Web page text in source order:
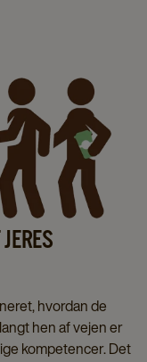
hvordan de
hen af vejen er
kompetencer. Det